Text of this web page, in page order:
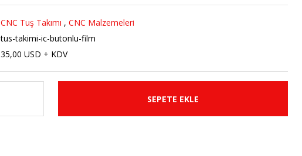
CNC Tuş Takımı ,CNC Malzemeleri
tus-takimi-ic-butonlu-film
35,00 USD + KDV
SEPETE EKLE